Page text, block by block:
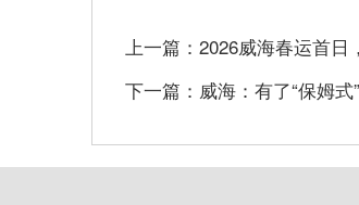
上一篇：2026威海春运首日
下一篇：威海：有了“保姆式